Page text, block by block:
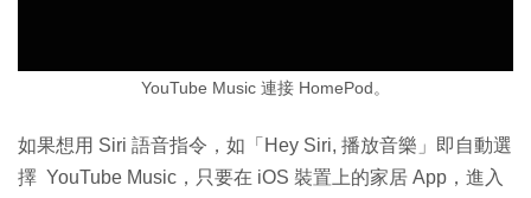
YouTube Music 連接 HomePod。
如果想用 Siri 語音指令，如「Hey Siri, 播放音樂」即自動選
擇 YouTube Music，只要在 iOS 裝置上的家居 App，進入